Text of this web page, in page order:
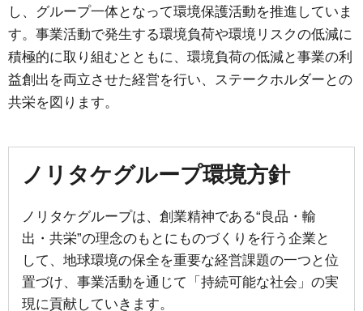
し、グループ一体となって環境保護活動を推進していま
す。事業活動で発生する環境負荷や環境リスクの低減に
積極的に取り組むとともに、環境負荷の低減と事業の利
益創出を両立させた経営を行い、ステークホルダーとの
共栄を図ります。
ノリタケグループ環境方針
ノリタケグループは、創業精神である“良品・輸
出・共栄”の理念のもとにものづくりを行う企業と
して、地球環境の保全を重要な経営課題の一つと位
置づけ、事業活動を通じて「持続可能な社会」の実
現に貢献していきます。